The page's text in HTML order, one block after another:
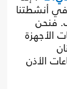
في أنشطتنا
فنحن
الأجهزة
الأذن